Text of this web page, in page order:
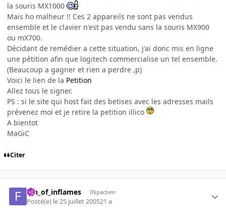
la souris MX1000
Mais ho malheur !! Ces 2 appareils ne sont pas vendus
ensemble et le clavier n'est pas vendu sans la souris MX900
ou mX700.
Décidant de remédier a cette situation, j'ai donc mis en ligne
une pétition afin que logitech commercialise un tel ensemble.
(Beaucoup a gagner et rien a perdre ,p)
Voici le lien de la Petition
Allez tous le signer.
PS : si le site qui host fait des betises avec les adresses mails
prévenez moi et je retire la petition illico
A bientot
MaGiC
Citer
fan_of_inflames INpactien
Posté(e) le 25 juillet 200521 a